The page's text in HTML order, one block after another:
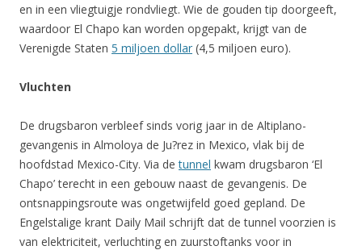
en in een vliegtuigje rondvliegt. Wie de gouden tip doorgeeft,
waardoor El Chapo kan worden opgepakt, krijgt van de
Verenigde Staten 5 miljoen dollar (4,5 miljoen euro).
Vluchten
De drugsbaron verbleef sinds vorig jaar in de Altiplano-
gevangenis in Almoloya de Ju?rez in Mexico, vlak bij de
hoofdstad Mexico-City. Via detunnel kwam drugsbaron ‘El
Chapo’ terecht in een gebouw naast de gevangenis. De
ontsnappingsroute was ongetwijfeld goed gepland. De
Engelstalige krant Daily Mail schrijft dat de tunnel voorzien is
van elektriciteit, verluchting en zuurstoftanks voor in